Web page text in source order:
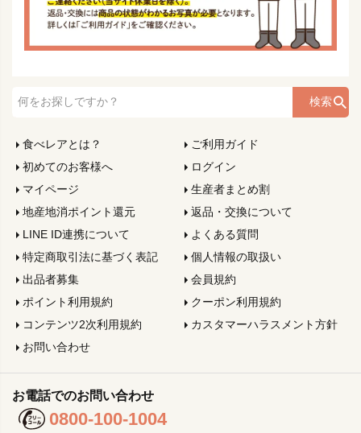
検索
食べレアとは？
ご利用ガイド
初めてのお客様へ
ログイン
マイページ
生産者まとめ割
地産地消ポイント還元
返品・交換について
LINE ID連携について
よくある質問
特定商取引法に基づく表記
個人情報の取扱い
出品者募集
会員規約
ポイント利用規約
クーポン利用規約
コンテンツ2次利用規約
カスタマーハラスメント方針
お問い合わせ
お電話でのお問い合わせ
0800-100-1004